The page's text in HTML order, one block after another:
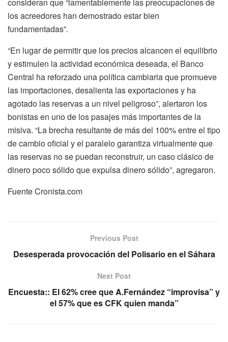
los acreedores han demostrado estar bien
fundamentadas”.
“En lugar de permitir que los precios alcancen el equilibrio
y estimulen la actividad económica deseada, el Banco
Central ha reforzado una política cambiaria que promueve
las importaciones, desalienta las exportaciones y ha
agotado las reservas a un nivel peligroso”, alertaron los
bonistas en uno de los pasajes más importantes de la
misiva. “La brecha resultante de más del 100% entre el tipo
de cambio oficial y el paralelo garantiza virtualmente que
las reservas no se puedan reconstruir, un caso clásico de
dinero poco sólido que expulsa dinero sólido”, agregaron.
Fuente Cronista.com
Previous Post
Desesperada provocación del Polisario en el Sáhara
Next Post
Encuesta:: El 62% cree que A.Fernández “improvisa” y
el 57% que es CFK quien manda”